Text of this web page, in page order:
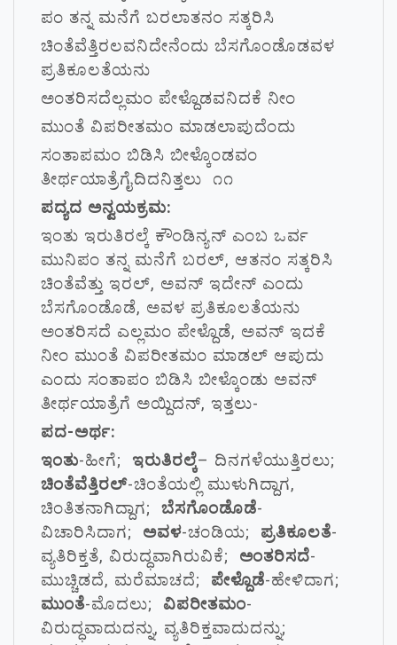
ಪಂ ತನ್ನ ಮನೆಗೆ ಬರಲಾತನಂ ಸತ್ಕರಿಸಿ
ಚಿಂತೆವೆತ್ತಿರಲವನಿದೇನೆಂದು ಬೆಸಗೊಂಡೊಡವಳ
ಪ್ರತಿಕೂಲತೆಯನು
ಅಂತರಿಸದೆಲ್ಲಮಂ ಪೇಳ್ದೊಡವನಿದಕೆ ನೀಂ
ಮುಂತೆ ವಿಪರೀತಮಂ ಮಾಡಲಾಪುದೆಂದು
ಸಂತಾಪಮಂ ಬಿಡಿಸಿ ಬೀಳ್ಕೊಂಡವಂ
ತೀರ್ಥಯಾತ್ರೆಗೈದಿದನಿತ್ತಲು ೧೧
ಪದ್ಯದ ಅನ್ವಯಕ್ರಮ:
ಇಂತು ಇರುತಿರಲ್ಕೆ ಕೌಂಡಿನ್ಯನ್ ಎಂಬ ಒರ್ವ
ಮುನಿಪಂ ತನ್ನ ಮನೆಗೆ ಬರಲ್, ಆತನಂ ಸತ್ಕರಿಸಿ
ಚಿಂತೆವೆತ್ತು ಇರಲ್, ಅವನ್ ಇದೇನ್ ಎಂದು
ಬೆಸಗೊಂಡೊಡೆ, ಅವಳ ಪ್ರತಿಕೂಲತೆಯನು
ಅಂತರಿಸದೆ ಎಲ್ಲಮಂ ಪೇಳ್ದೊಡೆ, ಅವನ್ ಇದಕೆ
ನೀಂ ಮುಂತೆ ವಿಪರೀತಮಂ ಮಾಡಲ್ ಆಪುದು
ಎಂದು ಸಂತಾಪಂ ಬಿಡಿಸಿ ಬೀಳ್ಕೊಂಡು ಅವನ್
ತೀರ್ಥಯಾತ್ರೆಗೆ ಅಯ್ದಿದನ್, ಇತ್ತಲು-
ಪದ-ಅರ್ಥ:
ಇಂತು-ಹೀಗೆ; ಇರುತಿರಲ್ಕೆ– ದಿನಗಳೆಯುತ್ತಿರಲು;
ಚಿಂತೆವೆತ್ತಿರಲ್-ಚಿಂತೆಯಲ್ಲಿ ಮುಳುಗಿದ್ದಾಗ,
ಚಿಂತಿತನಾಗಿದ್ದಾಗ; ಬೆಸಗೊಂಡೊಡೆ-
ವಿಚಾರಿಸಿದಾಗ; ಅವಳ-ಚಂಡಿಯ; ಪ್ರತಿಕೂಲತೆ-
ವ್ಯತಿರಿಕ್ತತೆ, ವಿರುದ್ಧವಾಗಿರುವಿಕೆ; ಅಂತರಿಸದೆ-
ಮುಚ್ಚಿಡದೆ, ಮರೆಮಾಚದೆ; ಪೇಳ್ದೊಡೆ-ಹೇಳಿದಾಗ;
ಮುಂತೆ-ಮೊದಲು; ವಿಪರೀತಮಂ-
ವಿರುದ್ಧವಾದುದನ್ನು, ವ್ಯತಿರಿಕ್ತವಾದುದನ್ನು;